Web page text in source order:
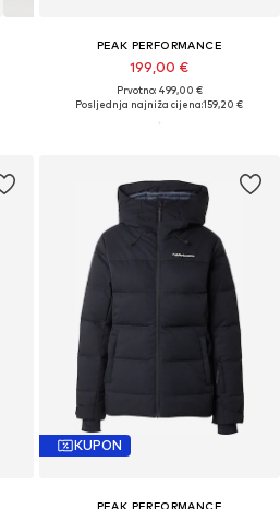
PEAK PERFORMANCE
199,00 €
Prvotno: 499,00 €
Posljednja najniža cijena:159,20 €
KUPON
PEAK PERFORMANCE